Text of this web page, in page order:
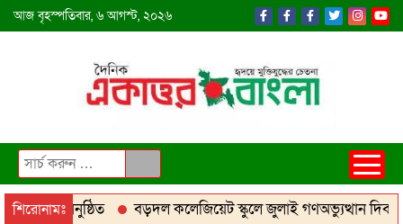
আজবৃহস্পতিবার, ৬ আগস্ট, ২০২৬
শিরোনামঃ
২০২৬ অনুষ্ঠিত
বড়দল কলেজিয়েট স্কুলে জুলাই গণঅভ্যুত্থান দিবস